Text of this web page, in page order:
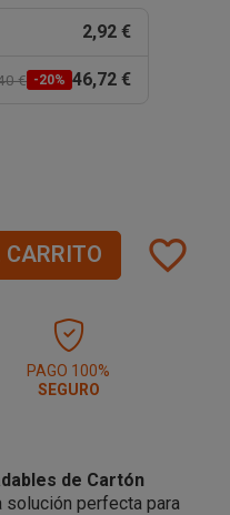
2,92 €
€ -20% 46,72 €
favorite_border
PAGO 100%
SEGURO
de Cartón
solución perfecta para